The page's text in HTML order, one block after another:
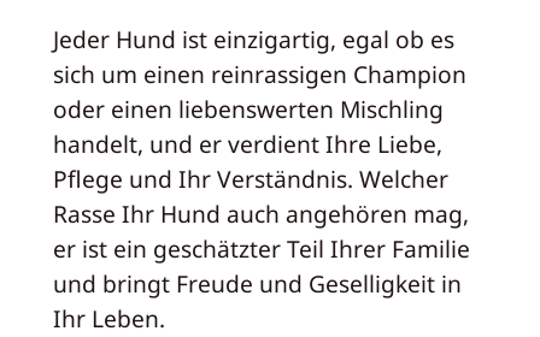
Jeder Hund ist einzigartig, egal ob es
sich um einen reinrassigen Champion
oder einen liebenswerten Mischling
handelt, und er verdient Ihre Liebe,
Pflege und Ihr Verständnis. Welcher
Rasse Ihr Hund auch angehören mag,
er ist ein geschätzter Teil Ihrer Familie
und bringt Freude und Geselligkeit in
Ihr Leben.